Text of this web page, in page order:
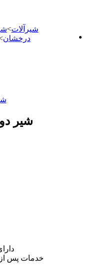
شیرآلات>
درخشان
شیر
دارای ۵ سال ضمانت
خدمات پس